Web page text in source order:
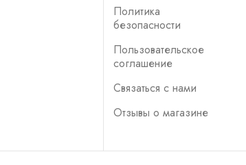
Политика
безопасности
Пользовательское
соглашение
Связаться с нами
Отзывы о магазине